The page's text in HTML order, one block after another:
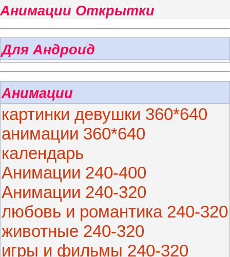
Анимации Открытки
Для Андроид
Анимации
картинки девушки 360*640
анимации 360*640
календарь
Анимации 240-400
Анимации 240-320
любовь и романтика 240-320
животные 240-320
игры и фильмы 240-320